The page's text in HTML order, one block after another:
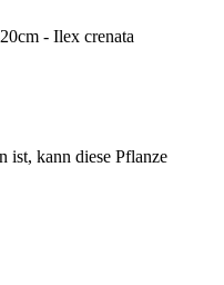
- Ilex crenata
ist, kann diese Pflanze